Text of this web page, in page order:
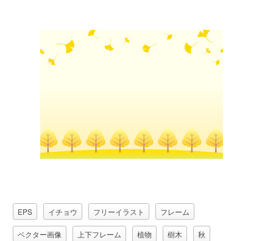
EPS イチョウ フリーイラスト フレーム
ベクター画像 上下フレーム 植物 樹木 秋